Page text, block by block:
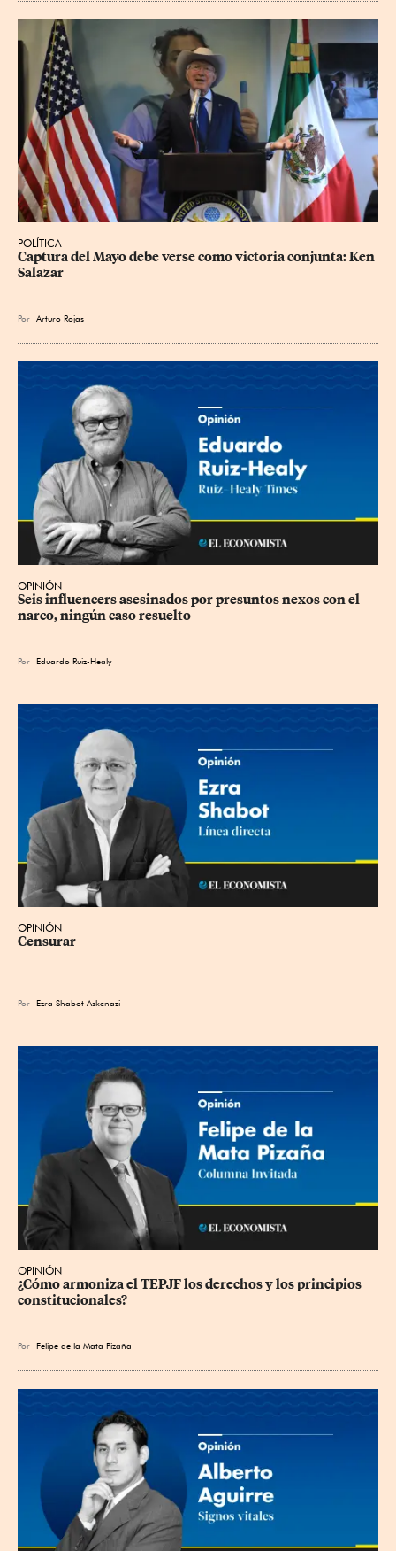
POLÍTICA
Captura del Mayo debe verse como victoria conjunta: Ken
Salazar
Por Arturo Rojas
OPINIÓN
Seis influencers asesinados por presuntos nexos con el
narco, ningún caso resuelto
Por Eduardo Ruiz-Healy
OPINIÓN
Censurar
Por Ezra Shabot Askenazi
OPINIÓN
¿Cómo armoniza el TEPJF los derechos y los principios
constitucionales?
Por Felipe de la Mata Pizaña